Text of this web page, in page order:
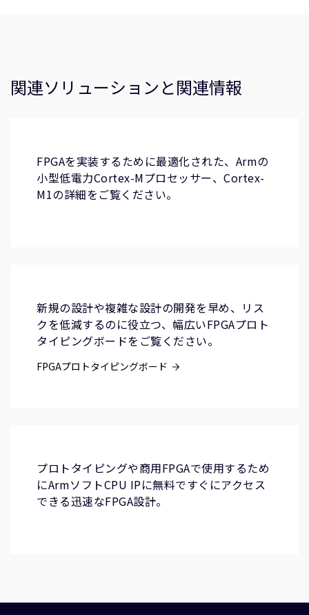
関連ソリューションと関連情報
FPGAを実装するために最適化された、Armの
小型低電力Cortex-Mプロセッサー、Cortex-
M1の詳細をご覧ください。
新規の設計や複雑な設計の開発を早め、リス
クを低減するのに役立つ、幅広いFPGAプロト
タイピングボードをご覧ください。
FPGAプロトタイピングボード
プロトタイピングや商用FPGAで使用するため
にArmソフトCPU IPに無料ですぐにアクセス
できる迅速なFPGA設計。